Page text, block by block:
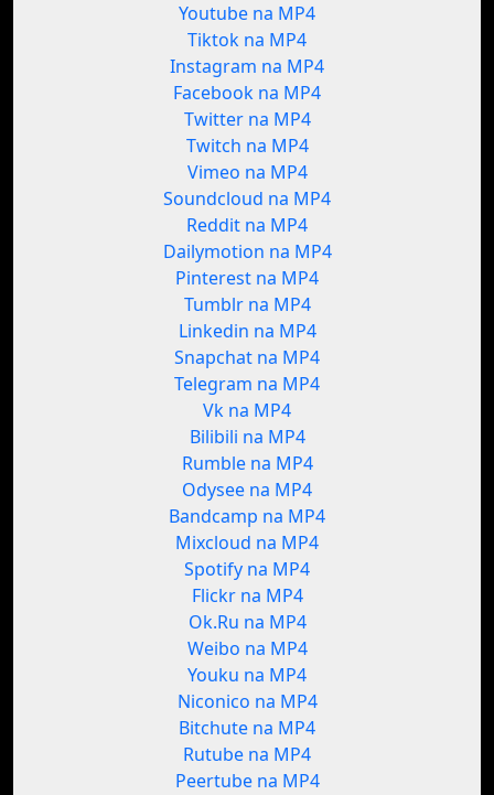
Youtube na MP4
Tiktok na MP4
Instagram na MP4
Facebook na MP4
Twitter na MP4
Twitch na MP4
Vimeo na MP4
Soundcloud na MP4
Reddit na MP4
Dailymotion na MP4
Pinterest na MP4
Tumblr na MP4
Linkedin na MP4
Snapchat na MP4
Telegram na MP4
Vk na MP4
Bilibili na MP4
Rumble na MP4
Odysee na MP4
Bandcamp na MP4
Mixcloud na MP4
Spotify na MP4
Flickr na MP4
Ok.Ru na MP4
Weibo na MP4
Youku na MP4
Niconico na MP4
Bitchute na MP4
Rutube na MP4
Peertube na MP4